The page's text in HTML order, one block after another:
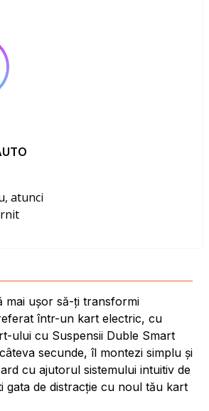
atunci
mai ușor să-ți transformi
într-un kart electric, cu
ului cu Suspensii Duble Smart
secunde, îl montezi simplu și
cu ajutorul sistemului intuitiv de
gata de distracție cu noul tău kart